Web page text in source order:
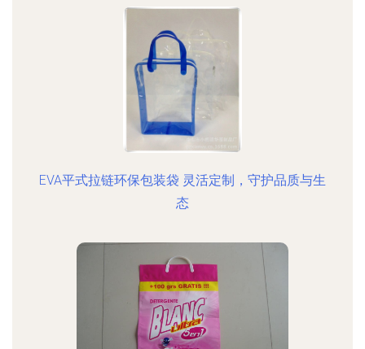
EVA平式拉链环保包装袋 灵活定制，守护品质与生
态